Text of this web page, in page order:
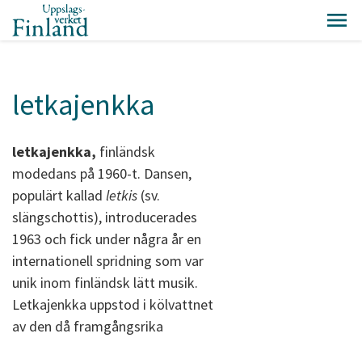
letkajenkka
letkajenkka, finländsk
modedans på 1960-t. Dansen,
populärt kallad letkis (sv.
slängschottis), introducerades
1963 och fick under några år en
internationell spridning som var
unik inom finländsk lätt musik.
Letkajenkka uppstod i kölvattnet
av den då framgångsrika